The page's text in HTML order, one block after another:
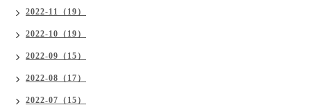
2022-11（19）
2022-10（19）
2022-09（15）
2022-08（17）
2022-07（15）